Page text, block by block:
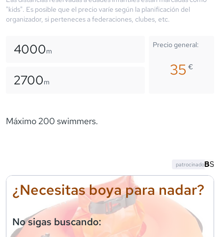
"kids". Es posible que el precio varíe según la planificación del
organizador, si perteneces a federaciones, clubes, etc.
4000m
2700m
Precio general:
35€
Máximo 200 swimmers.
¿Necesitas boya para nadar?
No sigas buscando:
patrocinado